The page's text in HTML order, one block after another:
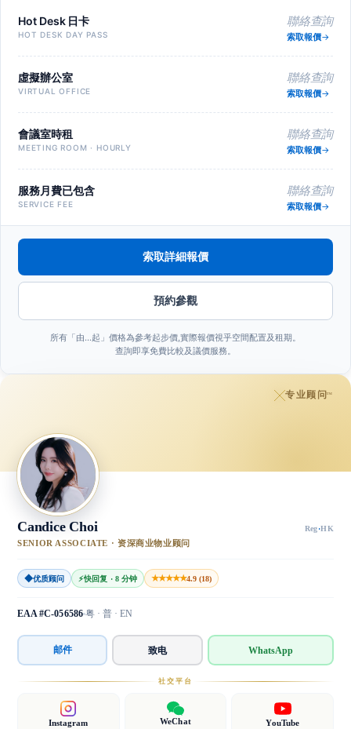
Hot Desk 日卡
HOT DESK DAY PASS
聯絡查詢
索取報價
虛擬辦公室
VIRTUAL OFFICE
聯絡查詢
索取報價
會議室時租
MEETING ROOM · HOURLY
聯絡查詢
索取報價
服務月費已包含
SERVICE FEE
聯絡查詢
索取報價
索取詳細報價
預約參觀
所有「由…起」價格為參考起步價,實際報價視乎空間配置及租期。
查詢即享免費比較及議價服務。
专业顾问™
Candice Choi Reg·HK
SENIOR ASSOCIATE · 资深商业物业顾问
◆优质顾问 ⚡快回复 · 8 分钟 ★★★★★4.9 (18)
EAA #C-056586 粤 · 普 · EN
邮件 致电 WhatsApp
社交平台
Instagram WeChat YouTube